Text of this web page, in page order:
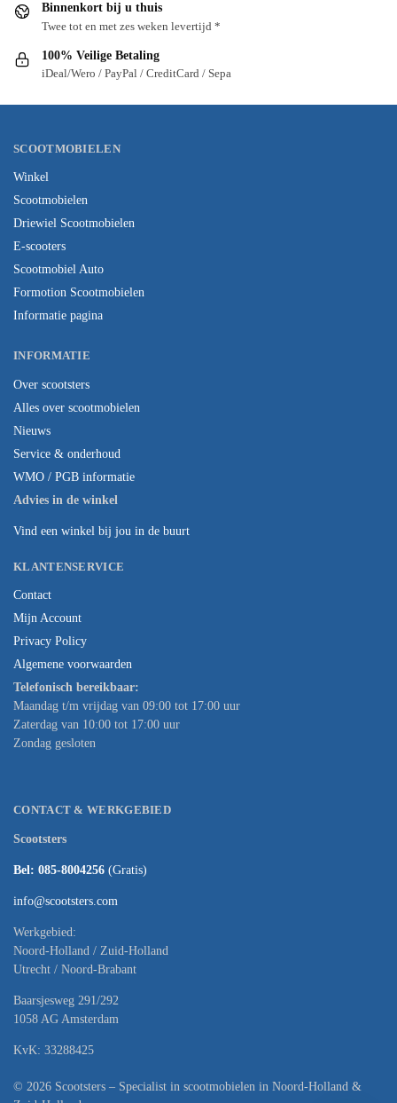
Binnenkort bij u thuis
Twee tot en met zes weken levertijd *
100% Veilige Betaling
iDeal/Wero / PayPal / CreditCard / Sepa
SCOOTMOBIELEN
Winkel
Scootmobielen
Driewiel Scootmobielen
E-scooters
Scootmobiel Auto
Formotion Scootmobielen
Informatie pagina
INFORMATIE
Over scootsters
Alles over scootmobielen
Nieuws
Service & onderhoud
WMO / PGB informatie
Advies in de winkel
Vind een winkel bij jou in de buurt
KLANTENSERVICE
Contact
Mijn Account
Privacy Policy
Algemene voorwaarden
Telefonisch bereikbaar:
Maandag t/m vrijdag van 09:00 tot 17:00 uur
Zaterdag van 10:00 tot 17:00 uur
Zondag gesloten
CONTACT & WERKGEBIED
Scootsters
Bel: 085-8004256 (Gratis)
info@scootsters.com
Werkgebied:
Noord-Holland / Zuid-Holland
Utrecht / Noord-Brabant
Baarsjesweg 291/292
1058 AG Amsterdam
KvK: 33288425
© 2026 Scootsters – Specialist in scootmobielen in Noord-Holland &